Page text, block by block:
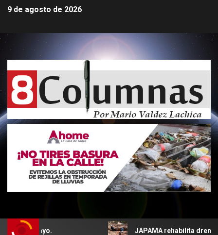
9 de agosto de 2026
5 de Mayo. JAPAMA rehabilita drenaje